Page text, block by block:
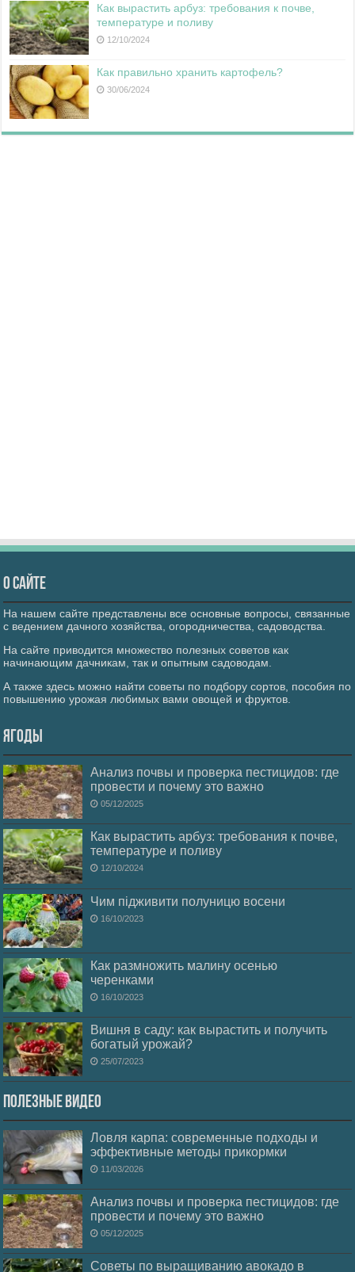
Как вырастить арбуз: требования к почве,
температуре и поливу
12/10/2024
Как правильно хранить картофель?
30/06/2024
О сайте
На нашем сайте представлены все основные вопросы, связанные
с ведением дачного хозяйства, огородничества, садоводства.
На сайте приводится множество полезных советов как
начинающим дачникам, так и опытным садоводам.
А также здесь можно найти советы по подбору сортов, пособия по
повышению урожая любимых вами овощей и фруктов.
Ягоды
Анализ почвы и проверка пестицидов: где
провести и почему это важно
05/12/2025
Как вырастить арбуз: требования к почве,
температуре и поливу
12/10/2024
Чим підживити полуницю восени
16/10/2023
Как размножить малину осенью
черенками
16/10/2023
Вишня в саду: как вырастить и получить
богатый урожай?
25/07/2023
Полезные видео
Ловля карпа: современные подходы и
эффективные методы прикормки
11/03/2026
Анализ почвы и проверка пестицидов: где
провести и почему это важно
05/12/2025
Советы по выращиванию авокадо в